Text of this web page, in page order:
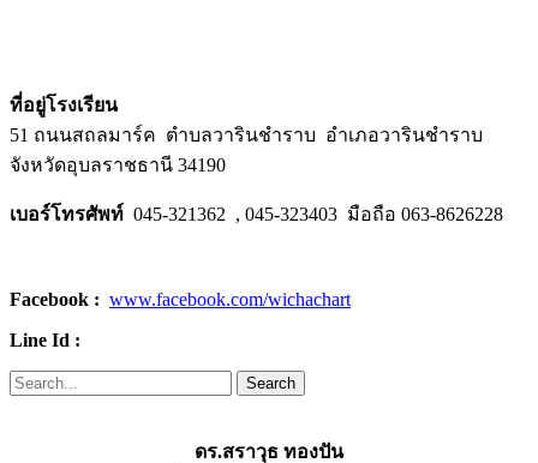
ที่อยู่โรงเรียน
51 ถนนสถลมาร์ค ตำบลวารินชำราบ อำเภอวารินชำราบ
จังหวัดอุบลราชธานี 34190
เบอร์โทรศัพท์ 045-321362 , 045-323403 มือถือ 063-8626228
Facebook : www.facebook.com/wichachart
Line Id :
ดร.สราวุธ ทองปัน